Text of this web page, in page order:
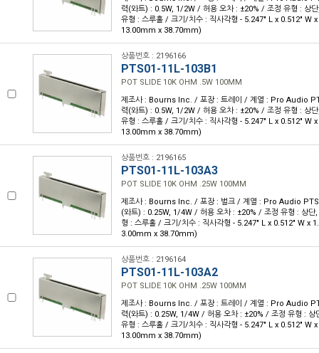
력(와트) : 0.5W, 1/2W / 허용 오차 : ±20% / 조정 유형 : 상
유형 : 스루홀 / 크기/치수 : 직사각형 - 5.247" L x 0.512" W
13.00mm x 38.70mm)
상품번호 : 2196166
PTS01-11L-103B1
POT SLIDE 10K OHM .5W 100MM
제조사 : Bourns Inc. / 포장 : 트레이 / 계열 : Pro Audio
력(와트) : 0.5W, 1/2W / 허용 오차 : ±20% / 조정 유형 : 상
유형 : 스루홀 / 크기/치수 : 직사각형 - 5.247" L x 0.512" W
13.00mm x 38.70mm)
상품번호 : 2196165
PTS01-11L-103A3
POT SLIDE 10K OHM .25W 100MM
제조사 : Bourns Inc. / 포장 : 벌크 / 계열 : Pro Audio
(와트) : 0.25W, 1/4W / 허용 오차 : ±20% / 조정 유형 : 상
형 : 스루홀 / 크기/치수 : 직사각형 - 5.247" L x 0.512" W x
3.00mm x 38.70mm)
상품번호 : 2196164
PTS01-11L-103A2
POT SLIDE 10K OHM .25W 100MM
제조사 : Bourns Inc. / 포장 : 트레이 / 계열 : Pro Audio
력(와트) : 0.25W, 1/4W / 허용 오차 : ±20% / 조정 유형 :
유형 : 스루홀 / 크기/치수 : 직사각형 - 5.247" L x 0.512" W
13.00mm x 38.70mm)